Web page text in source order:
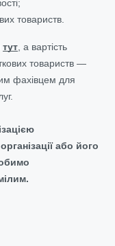
товариств.
тут, а вартість
товариств —
фахівцем для
або його